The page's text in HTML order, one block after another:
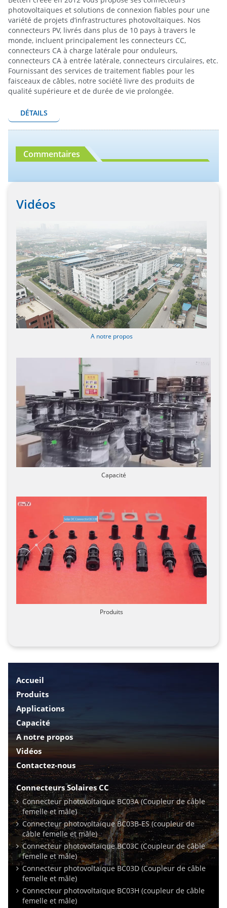
photovoltaïques et solutions de connexion fiables pour une
variété de projets d’infrastructures photovoltaïques. Nos
connecteurs PV, livrés dans plus de 10 pays à travers le
monde, incluent principalement les connecteurs CC,
connecteurs CA à charge latérale pour onduleurs,
connecteurs CA à entrée latérale, connecteurs circulaires, etc.
Fournissant des services de traitement fiables pour les
faisceaux de câbles, notre société livre des produits de
qualité supérieure et de durée de vie prolongée.
DÉTAILS
Commentaires
Vidéos
A notre propos
Capacité
Produits
Accueil
Produits
Applications
Capacité
A notre propos
Vidéos
Contactez-nous
Connecteurs Solaires CC
Connecteur photovoltaïque BC03A (Coupleur de câble
femelle et mâle)
Connecteur photovoltaïque BC03B-ES (coupleur de
câble femelle et mâle)
Connecteur photovoltaïque BC03C (Coupleur de câble
femelle et mâle)
Connecteur photovoltaïque BC03D (Coupleur de câble
femelle et mâle)
Connecteur photovoltaïque BC03H (coupleur de câble
femelle et mâle)